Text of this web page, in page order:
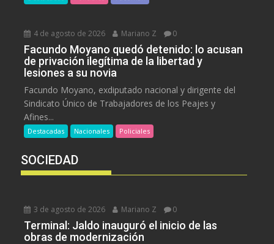
4 de agosto de 2026 Mariano Z 0
Facundo Moyano quedó detenido: lo acusan
de privación ilegítima de la libertad y
lesiones a su novia
Facundo Moyano, exdiputado nacional y dirigente del
Sindicato Único de Trabajadores de los Peajes y
Afines...
Destacadas Nacionales Policiales
SOCIEDAD
3 de agosto de 2026 Mariano Z 0
Terminal: Jaldo inauguró el inicio de las
obras de modernización